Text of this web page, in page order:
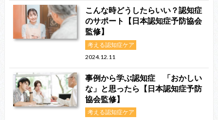
こんな時どうしたらいい？認知症
のサポート【日本認知症予防協会
監修】
考える認知症ケア
2024.12.11
事例から学ぶ認知症 「おかしい
な」と思ったら【日本認知症予防
協会監修】
考える認知症ケア